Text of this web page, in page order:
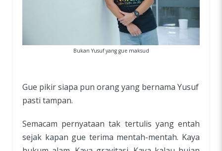
Bukan Yusuf yang gue maksud
Gue pikir siapa pun orang yang bernama Yusuf
pasti tampan.
Semacam pernyataan tak tertulis yang entah
sejak kapan gue terima mentah-mentah. Kaya